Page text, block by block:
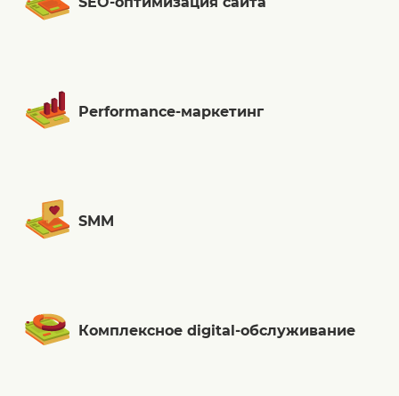
Performance-маркетинг
SMM
Комплексное digital-обслуживание